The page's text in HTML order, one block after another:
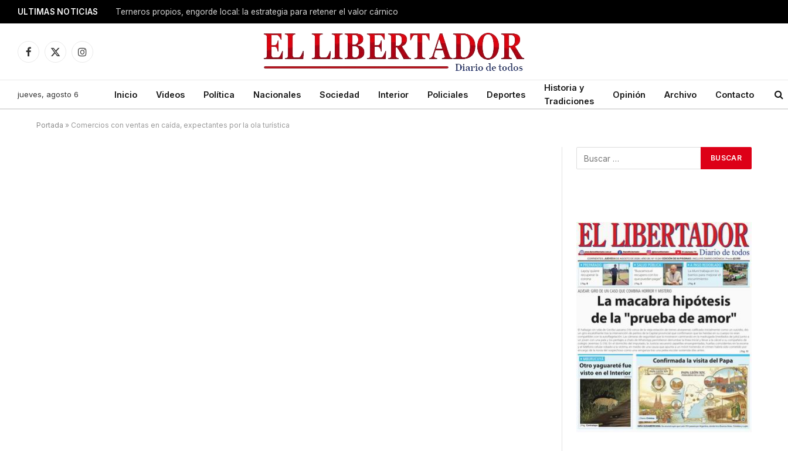
ULTIMAS NOTICIAS Terneros propios, engorde local: la estrategia para retener el valor cárnico
Facebook
X
Instagram
jueves, agosto 6 Inicio Videos Política Nacionales Sociedad Interior Policiales Deportes
Historia y
Tradiciones
Opinión Archivo Contacto
Portada » Comercios con ventas en caída, expectantes por la ola turística